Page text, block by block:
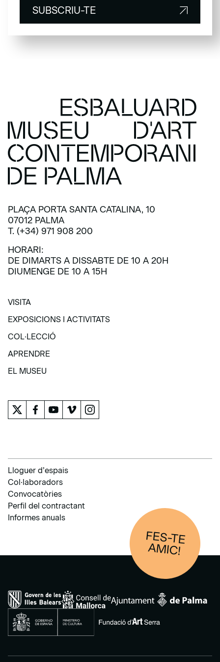
SUBSCRIU-TE
SUBSCRIU-TE
PLAÇA PORTA SANTA CATALINA, 10
07012 PALMA
T. (+34) 971 908 200
HORARI:
DE DIMARTS A DISSABTE DE 10 A 20H
DIUMENGE DE 10 A 15H
VISITA
VISITA
EXPOSICIONS I ACTIVITATS
EXPOSICIONS I ACTIVITATS
COL·LECCIÓ
COL·LECCIÓ
APRENDRE
APRENDRE
EL MUSEU
Lloguer d’espais
Col·laboradors
Convocatòries
Perfil del contractant
Informes anuals
FES-TE
AM
IC!